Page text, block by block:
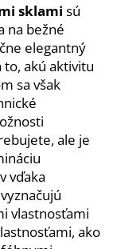
sklami sú
na bežné
elegantný
to, akú aktivitu
sa však
ale je
vďaka
vlastnosťami
ako